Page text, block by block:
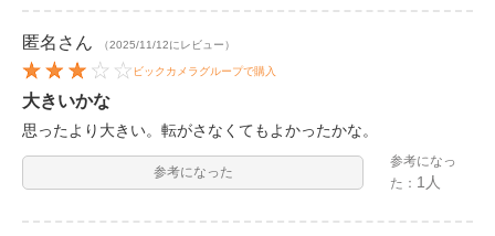
匿名 さん （2025/11/12にレビュー）
ビックカメラグループで購入
大きいかな
思ったより大きい。転がさなくてもよかったかな。
参考になった
参考になっ
た： 1人